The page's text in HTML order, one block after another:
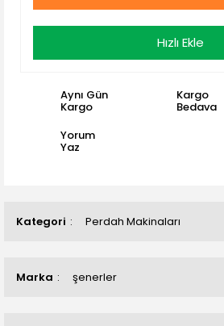
Kategori Perdah Makinaları
Marka şenerler
Hızlı Ekle
Aynı Gün
Kargo
Kargo
Bedava
Yorum
Yaz